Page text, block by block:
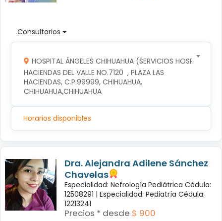
Consultorios
HOSPITAL ÁNGELES CHIHUAHUA (SERVICIOS
HACIENDAS DEL VALLE NO.7120  , PLAZA LAS
HACIENDAS, C.P.99999, CHIHUAHUA,
CHIHUAHUA,CHIHUAHUA
Horarios disponibles
Dra. Alejandra Adilene Sánchez
Chavelas
Especialidad: Nefrología Pediátrica Cédula:
12508291 | Especialidad: Pediatría Cédula:
12213241
Precios * desde $ 900